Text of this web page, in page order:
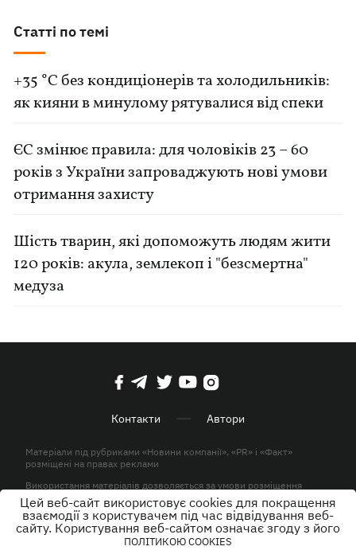
Статті по темі
+35 °C без кондиціонерів та холодильників:
як кияни в минулому рятувалися від спеки
ЄС змінює правила: для чоловіків 23 – 60
років з України запроваджують нові умови
отримання захисту
Шість тварин, які допоможуть людям жити
120 років: акула, землекоп і "безсмертна"
медуза
Контакти Автори
Матеріали під рубриками «Новини компанії», «PR» і «Факт»
розміщені на правах реклами
Використання матеріалів дозволяється за умови розміщення
активного гіперпосилання на KP.UA в першому абзаці.
© ТОВ «ЮЛАВ МЕДІА» 2026. Всі права захищені.
Цей веб-сайт використовує cookies для покращення
взаємодії з користувачем під час відвідування веб-
сайту. Користування веб-сайтом означає згоду з його
ПОЛІТИКОЮ COOKIES